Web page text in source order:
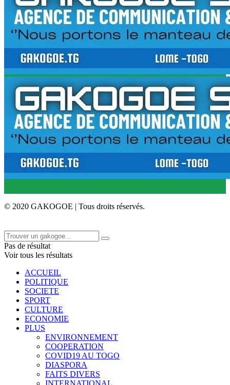
© 2020 GAKOGOE | Tous droits réservés.
Pas de résultat
Voir tous les résultats
ACCUEIL
POLITIQUE
SOCIETE
SPORT
CULTURE
ECONOMIE
PLUS
ENVIRONNEMENT
COOPERATION
COVID19 AU TOGO
DIASPORA
FAITS DIVERS
INTERNATIONAL